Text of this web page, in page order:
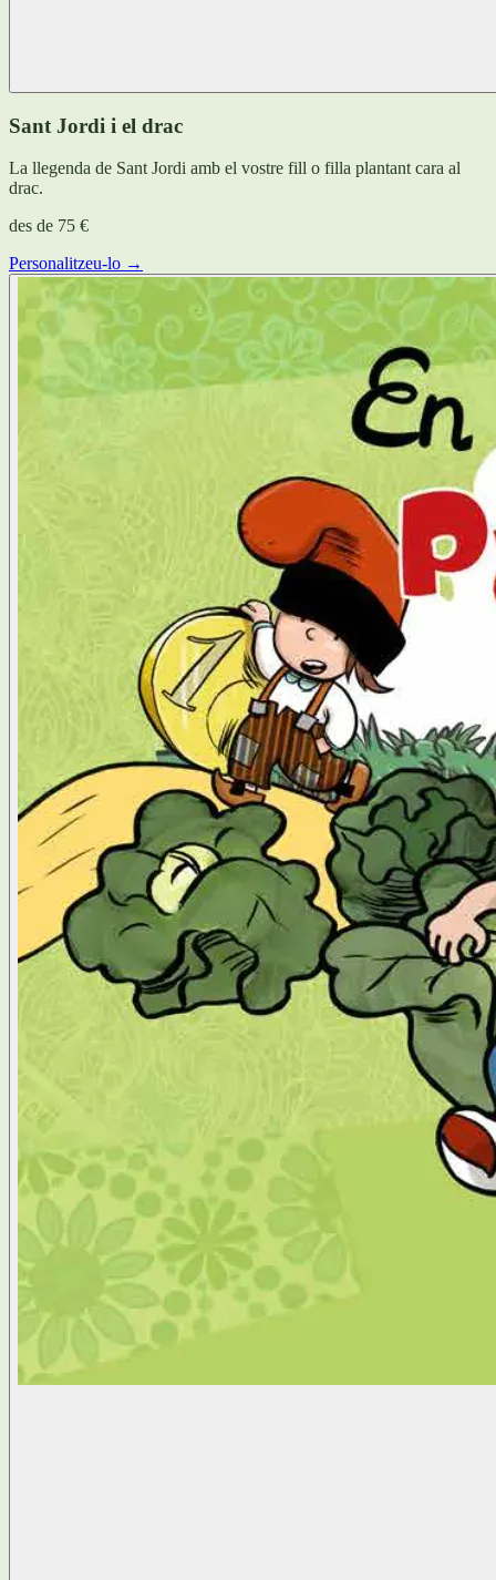
Sant Jordi i el drac
La llegenda de Sant Jordi amb el vostre fill o filla plantant cara al
drac.
des de 75 €
Personalitzeu-lo →